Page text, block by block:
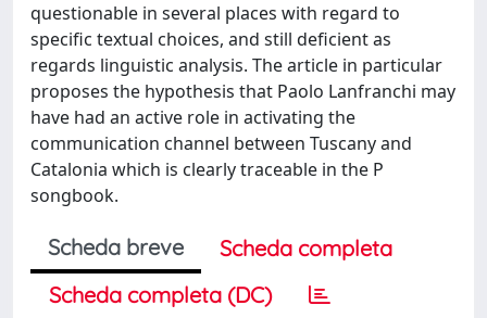
questionable in several places with regard to
specific textual choices, and still deficient as
regards linguistic analysis. The article in particular
proposes the hypothesis that Paolo Lanfranchi may
have had an active role in activating the
communication channel between Tuscany and
Catalonia which is clearly traceable in the P
songbook.
Scheda breve
Scheda completa
Scheda completa (DC)